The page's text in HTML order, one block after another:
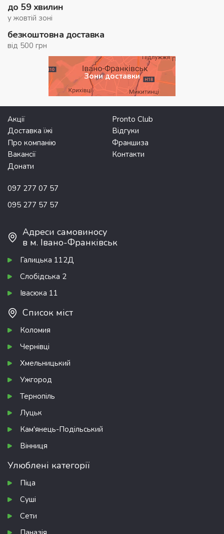
до 59 хвилин
у жовтій зоні
безкоштовна доставка
від 500 грн
Зони доставки
Акції
Pronto Club
Доставка їжі
Відгуки
Про компанію
Франшиза
Вакансії
Контакти
Донати
097 277 07 57
095 277 57 57
Адреси самовиносу
в м. Івано-Франківськ
Галицька 112Д
Слобідська 2
Івасюка 11
Список міст
Коломия
Чернівці
Хмельницький
Ужгород
Тернопіль
Луцьк
Кам'янець-Подільський
Вінниця
Улюблені категорії
Піца
Суші
Сети